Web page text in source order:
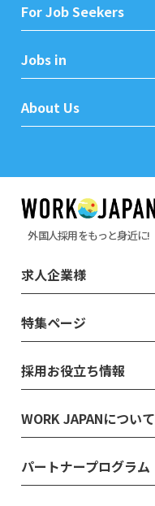
For Job Seekers
Jobs in
About Us
外国人採用をもっと身近に!
求人企業様
特集ページ
採用お役立ち情報
WORK JAPANについて
パートナープログラム